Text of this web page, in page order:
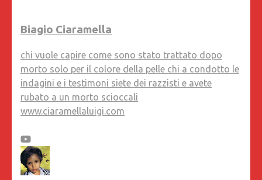
Biagio Ciaramella
chi vuole capire come sono stato trattato dopo
morto solo per il colore della pelle chi a condotto le
indagini e i testimoni siete dei razzisti e avete
rubato a un morto scioccali
www.ciaramellaluigi.com